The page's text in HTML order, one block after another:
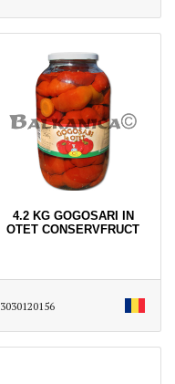
4.2 KG GOGOSARI IN
OTET CONSERVFRUCT
3030120156